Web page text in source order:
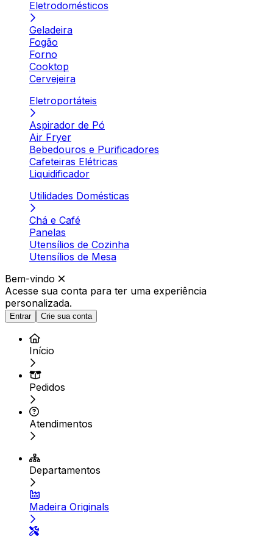
Eletrodomésticos
Geladeira
Fogão
Forno
Cooktop
Cervejeira
Eletroportáteis
Aspirador de Pó
Air Fryer
Bebedouros e Purificadores
Cafeteiras Elétricas
Liquidificador
Utilidades Domésticas
Chá e Café
Panelas
Utensílios de Cozinha
Utensílios de Mesa
Bem-vindo
Acesse sua conta para ter uma experiência
personalizada.
Entrar Crie sua conta
Início
Pedidos
Atendimentos
Departamentos
Madeira Originals